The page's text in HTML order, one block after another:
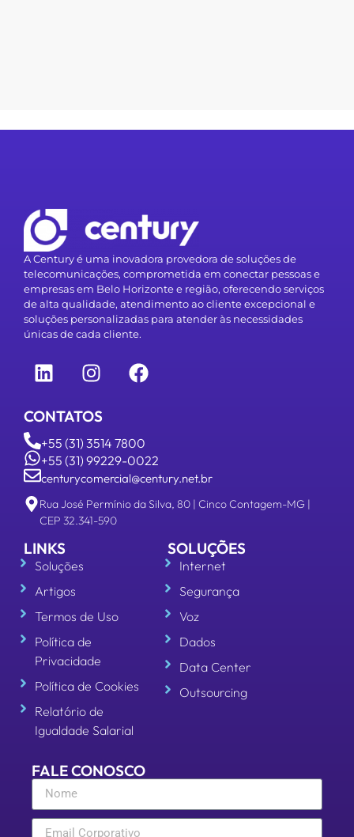
A Century é uma inovadora provedora de soluções de
telecomunicações, comprometida em conectar pessoas e
empresas em Belo Horizonte e região, oferecendo serviços
de alta qualidade, atendimento ao cliente excepcional e
soluções personalizadas para atender às necessidades
únicas de cada cliente.
CONTATOS
+55 (31) 3514 7800
+55 (31) 99229-0022
centurycomercial@century.net.br
Rua José Permínio da Silva, 80 | Cinco Contagem-MG |
CEP 32.341-590
LINKS
Soluções
Artigos
Termos de Uso
Política de
Privacidade
Política de Cookies
Relatório de
Igualdade Salarial
SOLUÇÕES
Internet
Segurança
Voz
Dados
Data Center
Outsourcing
FALE CONOSCO